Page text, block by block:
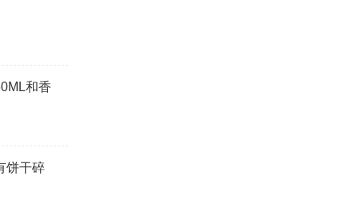
和香
饼干碎